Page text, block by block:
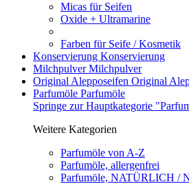
Micas für Seifen
Oxide + Ultramarine
Farben für Seife / Kosmetik
Konservierung Konservierung
MilchpulverMilchpulver
Original Alepposeifen Original
Parfumöle Parfumöle
Springe zur Hauptkategorie
Weitere Kategorien
Parfumöle von A-Z
Parfumöle, allergenfrei
Parfumöle, NATÜRLICH /